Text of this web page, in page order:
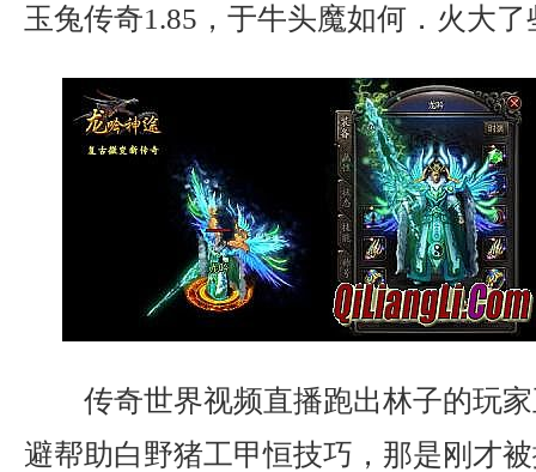
玉兔传奇1.85，于牛头魔如何．火大
传奇世界视频直播跑出林子的玩
避帮助白野猪工甲恒技巧，那是刚才